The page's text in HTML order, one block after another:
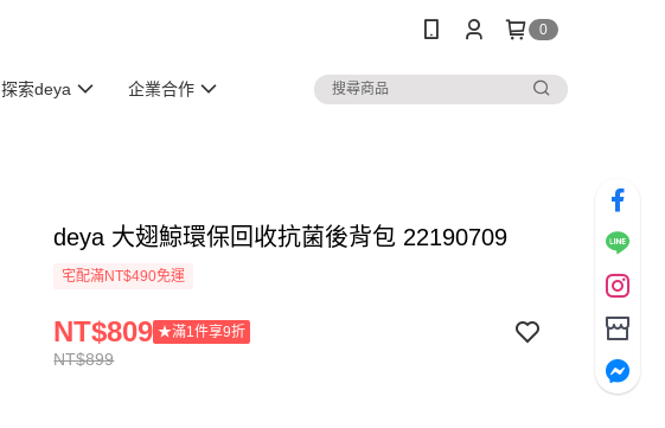
0
探索deya 企業合作
deya 大翅鯨環保回收抗菌後背包 22190709
宅配滿NT$490免運
NT$899
NT$809 ★滿1件享9折